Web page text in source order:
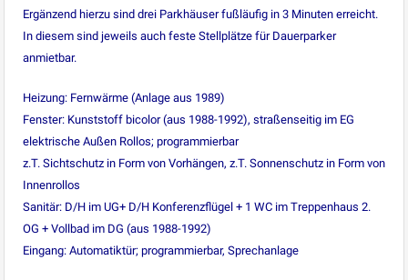
Ergänzend hierzu sind drei Parkhäuser fußläufig in 3 Minuten erreicht.
In diesem sind jeweils auch feste Stellplätze für Dauerparker
anmietbar.
Heizung: Fernwärme (Anlage aus 1989)
Fenster: Kunststoff bicolor (aus 1988-1992), straßenseitig im EG
elektrische Außen Rollos; programmierbar
z.T. Sichtschutz in Form von Vorhängen, z.T. Sonnenschutz in Form von
Innenrollos
Sanitär: D/H im UG+ D/H Konferenzflügel + 1 WC im Treppenhaus 2.
OG + Vollbad im DG (aus 1988-1992)
Eingang: Automatiktür; programmierbar, Sprechanlage